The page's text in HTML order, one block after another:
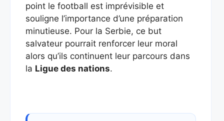
point le football est imprévisible et
souligne l’importance d’une préparation
minutieuse. Pour la Serbie, ce but
salvateur pourrait renforcer leur moral
alors qu’ils continuent leur parcours dans
la Ligue des nations.